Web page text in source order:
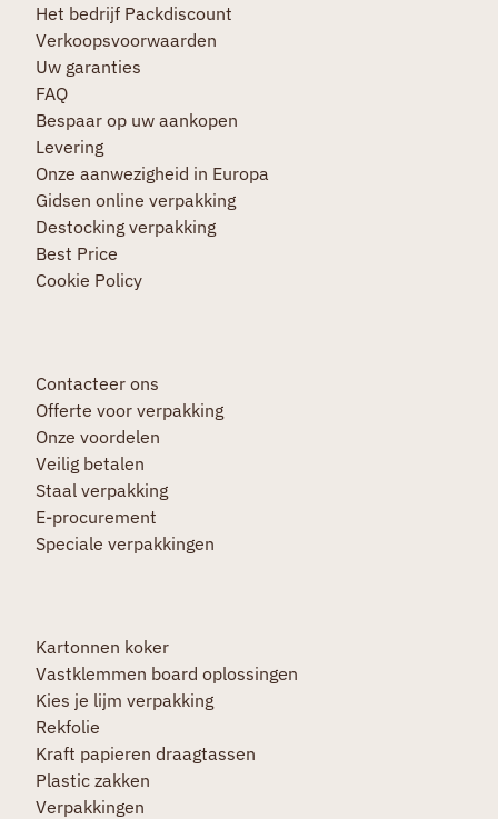
Het bedrijf Packdiscount
Verkoopsvoorwaarden
Uw garanties
FAQ
Bespaar op uw aankopen
Levering
Onze aanwezigheid in Europa
Gidsen online verpakking
Destocking verpakking
Best Price
Cookie Policy
Contacteer ons
Offerte voor verpakking
Onze voordelen
Veilig betalen
Staal verpakking
E-procurement
Speciale verpakkingen
Kartonnen koker
Vastklemmen board oplossingen
Kies je lijm verpakking
Rekfolie
Kraft papieren draagtassen
Plastic zakken
Verpakkingen